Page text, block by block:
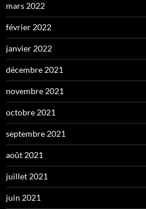
mars 2022
février 2022
janvier 2022
décembre 2021
novembre 2021
octobre 2021
septembre 2021
août 2021
juillet 2021
juin 2021